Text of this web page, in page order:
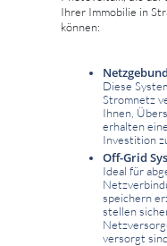
Ihrer Immobilie in
können:
Diese
Stromnetz
Ihnen,
erhalten
Investition
Off-Grid
Ideal für
speichern
stellen
versorgt sind..